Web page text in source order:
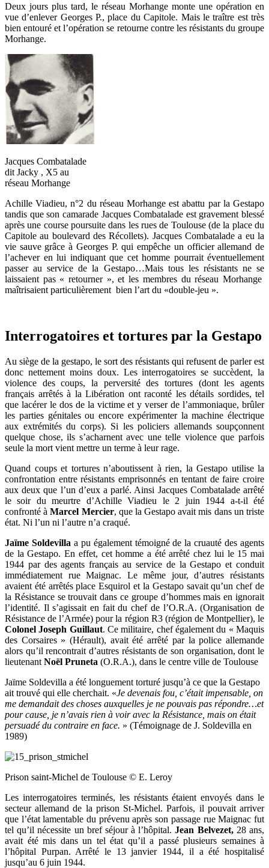
Deux jours plus tard, le réseau Morhange monte une opération en
vue d’enlever Georges P., place du Capitole. Mais le traître est très
bien entouré et l’opération se retourne contre les résistants du groupe
Morhange.
Jacques Combatalade
dit Jacky , X5 au
réseau Morhange
Achille Viadieu, n°2 du réseau Morhange est abattu par la Gestapo
tandis que son camarade Jacques Combatalade est gravement blessé
après une course poursuite dans les rues de Toulouse (de la place du
Capitole au boulevard des Récollets). Jacques Combatalade a eu la
vie sauve grâce à Georges P. qui empêche un officier allemand de
l’achever en lui indiquant que cet homme pourrait éventuellement
passer au service de la Gestapo…Mais tous les résistants ne se
laissaient pas « retourner », et les membres du réseau Morhange
maîtrisaient particulièrement bien l’art du «double-jeu ».
Interrogatoires et tortures par la Gestapo
Au siège de la gestapo, le sort des résistants qui refusent de parler est
donc nettement moins doux. Les interrogatoires se succèdent, la
violence des coups, la perversité des tortures (dont les agents
français arrêtés à la Libération ont raconté les détails sordides, tel
que lacérer le dos de la victime et y verser de l’ammoniaque, brûler
les parties génitales ou encore expérimenter la machine électrique
aux extrémités du corps). Si les policiers allemands soupçonnent
quelque chose, ils s’acharnent avec une telle violence que parfois
seule la mort vient mettre un terme à leur rage.
Quand coups et tortures n’aboutissent à rien, la Gestapo utilise la
confrontation entre résistants emprisonnés en tentant de faire croire
aux deux que l’un d’eux a parlé. Ainsi Jacques Combatalade arrêté
le soir du meurtre d’Achille Viadieu le 2 juin 1944 a-t-il été
confronté àMarcel Mercier, que la Gestapo avait mis dans un triste
état. Ni l’un ni l’autre n’a craqué.
Jaïme Soldevilla a pu également témoigné de la cruauté des agents
de la Gestapo. En effet, cet homme a été arrêté chez lui le 15 mai
1944 par des agents français au service de la Gestapo et conduit
immédiatement rue Maignac. Le même jour, d’autres résistants
avaient été arrêtés place Esquirol et la Gestapo savait qu’un chef de
la Résistance se trouvait dans ce groupe d’hommes mais en ignorait
l’identité. Il s’agissait en fait du chef de l’O.R.A. (Organisation de
Résistance de l’Armée) pour la région R3 (région de Montpellier), le
Colonel Joseph Guillaut. Ce militaire, chef également du « Maquis
des Corsaires » (Hérault), avait été arrêté par la police allemande
alors qu’il rencontrait d’autres résistants de son organisation, dont le
lieutenant Noël Pruneta (O.R.A.), dans le centre ville de Toulouse
Jaïme Soldevilla a été longuement torturé jusqu’à ce que la Gestapo
ait trouvé qui elle cherchait. «Je devenais fou, c’était impensable, on
me demandait des choses auxquelles je ne pouvais pas répondre…et
pour cause, je n’avais rien à voir avec la Résistance, mais on était
persuadé du contraire en face. » (Témoignage de J. Soldevilla en
1989)
Prison saint-Michel de Toulouse © E. Leroy
Les interrogatoires terminés, les résistants étaient envoyés dans le
secteur allemand de la prison St-Michel. Parfois, il pouvait arriver
que l’état lamentable du prévenu après son passage rue Maignac fut
tel qu’il nécessite un bref séjour à l’hôpital.Jean Belvezet,28 ans,
avait été mis dans un tel état qu’il a passé plusieurs semaines à
l’hôpital Purpan. Arrêté le 13 janvier 1944, il a été hospitalisé
jusqu’au 6 juin 1944.